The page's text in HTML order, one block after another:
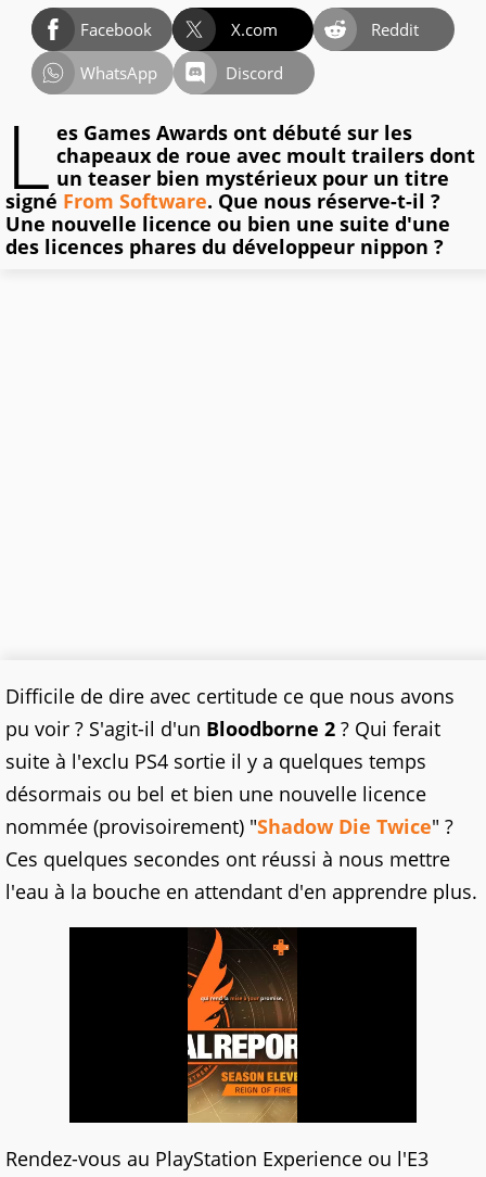
Facebook X.com
Reddit
WhatsApp
Discord
L es Games Awards ont débuté sur les
chapeaux de roue avec moult trailers dont
un teaser bien mystérieux pour un titre
signé From Software. Que nous réserve-t-il ?
Une nouvelle licence ou bien une suite d'une
des licences phares du développeur nippon ?
Difficile de dire avec certitude ce que nous avons
pu voir ? S'agit-il d'un Bloodborne 2 ? Qui ferait
suite à l'exclu PS4 sortie il y a quelques temps
désormais ou bel et bien une nouvelle licence
nommée (provisoirement) "Shadow Die Twice" ?
Ces quelques secondes ont réussi à nous mettre
l'eau à la bouche en attendant d'en apprendre plus.
Rendez-vous au PlayStation Experience ou l'E3